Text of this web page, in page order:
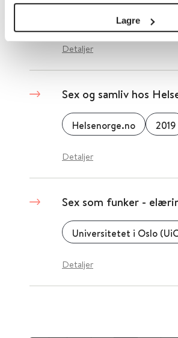
Lagre
Sex og samfunn
Detaljer
Sex og samliv hos
Helsenorge.no 2019
Detaljer
Sex som funker -
Universitetet i Oslo
Detaljer